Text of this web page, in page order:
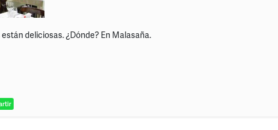
deliciosas. ¿Dónde? En Malasaña.